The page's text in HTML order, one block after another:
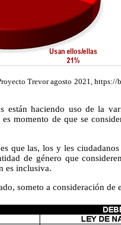
Trevor agosto 2021,
están haciendo uso de la
momento de que se
que las, los y les
de género que
es inclusiva.
someto a consideración de